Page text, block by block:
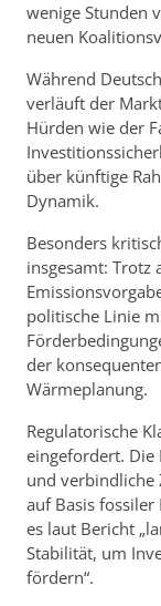
wenige Stunden
neuen
Während
verläuft der
Hürden wie der
über künftige
Dynamik.
Besonders
insgesamt:
politische Linie
der
Wärmeplanung.
Regulatorische
eingefordert. Die
und verbindliche
auf Basis fossiler
es laut Bericht
Stabilität, um
fördern“.